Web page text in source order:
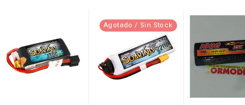
Agotado / Sin Stock